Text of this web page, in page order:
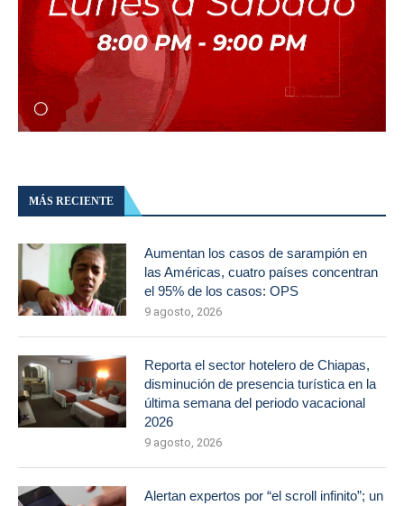
MÁS RECIENTE
Aumentan los casos de sarampión en
las Américas, cuatro países concentran
el 95% de los casos: OPS
9 agosto, 2026
Reporta el sector hotelero de Chiapas,
disminución de presencia turística en la
última semana del periodo vacacional
2026
9 agosto, 2026
Alertan expertos por “el scroll infinito”; un